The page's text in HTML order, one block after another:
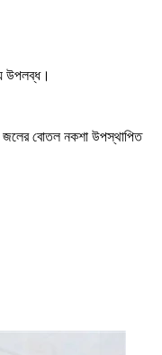
উপলব্ধ।
জলের বোতল নকশা উপস্থাপিত